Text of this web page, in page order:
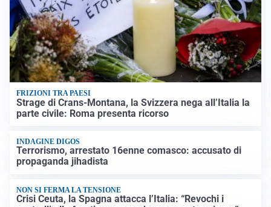
FRIZIONI TRA PAESI
Strage di Crans-Montana, la Svizzera nega all’Italia la
parte civile: Roma presenta ricorso
INDAGINE DIGOS
Terrorismo, arrestato 16enne comasco: accusato di
propaganda jihadista
NON SI FERMA LA TENSIONE
Crisi Ceuta, la Spagna attacca l’Italia: “Revochi i